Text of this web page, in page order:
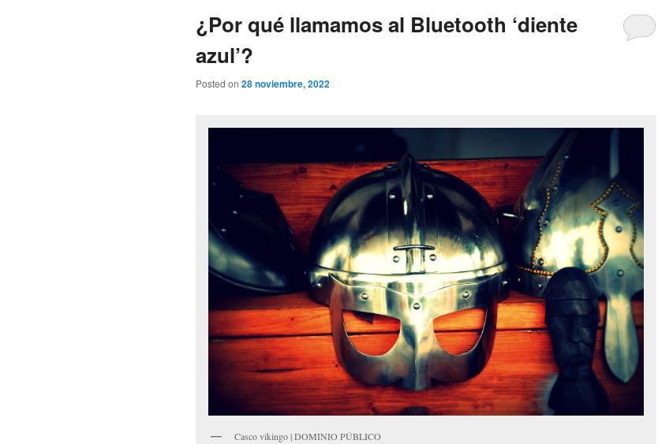
¿Por qué llamamos al Bluetooth ‘diente
azul’?
Posted on 28 noviembre, 2022
Casco vikingo | DOMINIO PÚBLICO